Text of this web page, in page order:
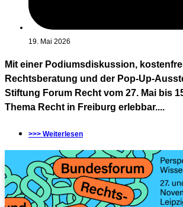
19. Mai 2026
Mit einer Podiumsdiskussion,
Rechtsberatung und der Pop-Up-
Stiftung Forum Recht vom 27. Mai bis
Thema Recht in Freiburg erlebbar....
>>> Weiterlesen